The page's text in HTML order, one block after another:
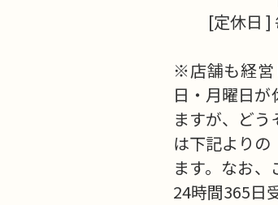
[定休日 ]
※店舗も経営
日・月曜日
ますが、ど
は下記よりの
ます。なお
24時間365日